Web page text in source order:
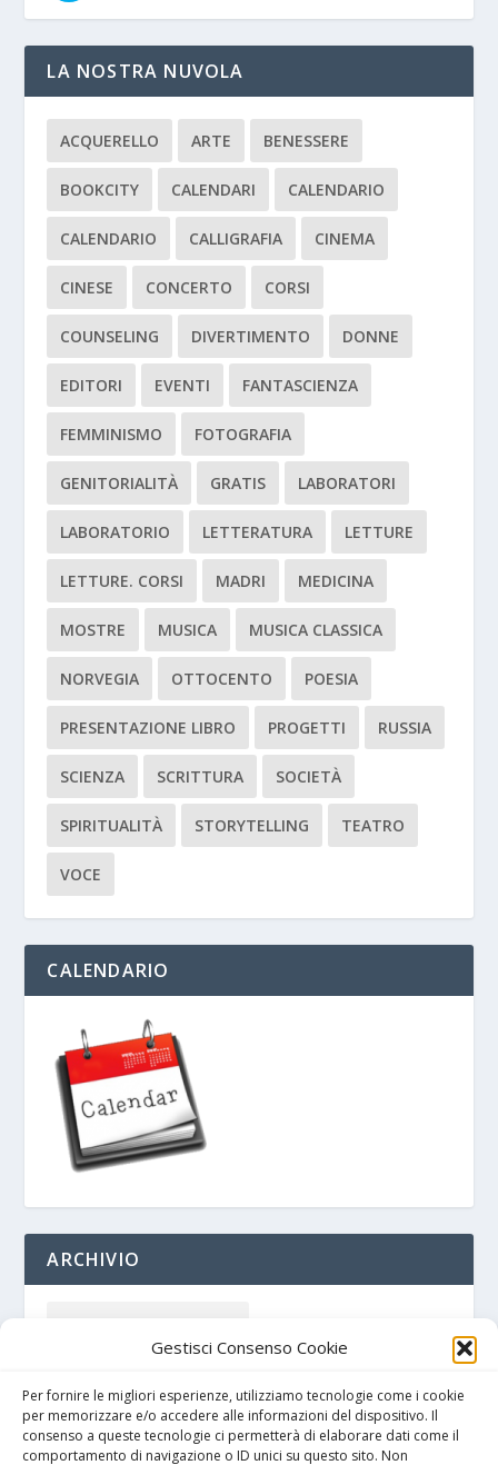
Gestisci Consenso Cookie
Per fornire le migliori esperienze, utilizziamo tecnologie come i cookie
per memorizzare e/o accedere alle informazioni del dispositivo. Il
consenso a queste tecnologie ci permetterà di elaborare dati come il
comportamento di navigazione o ID unici su questo sito. Non
LA NOSTRA NUVOLA
ACQUERELLO ARTE BENESSERE
BOOKCITY CALENDARI CALENDARIO
CALENDARIO CALLIGRAFIA CINEMA
CINESE CONCERTO CORSI
COUNSELING DIVERTIMENTO DONNE
EDITORI EVENTI FANTASCIENZA
FEMMINISMO FOTOGRAFIA
GENITORIALITÀ GRATIS LABORATORI
LABORATORIO LETTERATURA LETTURE
LETTURE. CORSI MADRI MEDICINA
MOSTRE MUSICA MUSICA CLASSICA
NORVEGIA OTTOCENTO POESIA
PRESENTAZIONE LIBRO PROGETTI RUSSIA
SCIENZA SCRITTURA SOCIETÀ
SPIRITUALITÀ STORYTELLING TEATRO
VOCE
CALENDARIO
ARCHIVIO